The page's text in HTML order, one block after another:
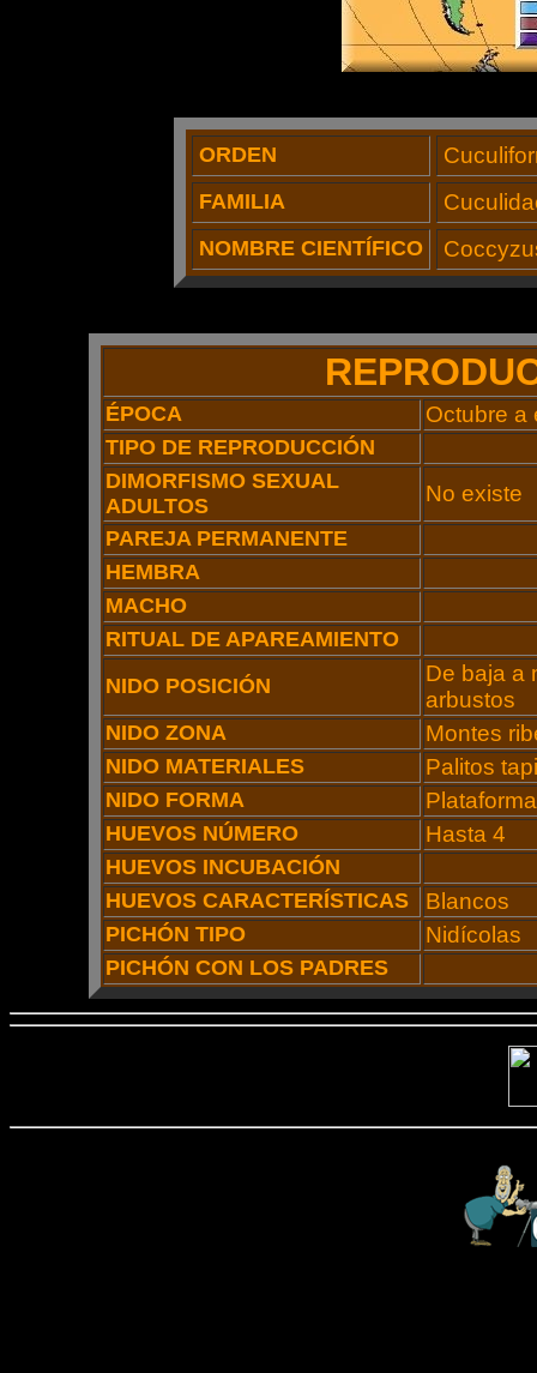
ORDEN
FAMILIA
NOMBRE CIENTÍFICO
ÉPOCA Octubre a
TIPO DE REPRODUCCIÓN
DIMORFISMO SEXUAL
ADULTOS
No existe
PAREJA PERMANENTE
HEMBRA
MACHO
RITUAL DE APAREAMIENTO
NIDO POSICIÓN
De baja a
arbustos
NIDO ZONA Montes
NIDO MATERIALES Palitos
NIDO FORMA Plataforma
HUEVOS NÚMERO Hasta 4
HUEVOS INCUBACIÓN
HUEVOS CARACTERÍSTICAS
Blancos
PICHÓN TIPO Nidícolas
PICHÓN CON LOS PADRES